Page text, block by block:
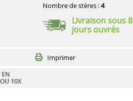
Nombre de stères :4
Livraison sous 8
jours ouvrés
Imprimer